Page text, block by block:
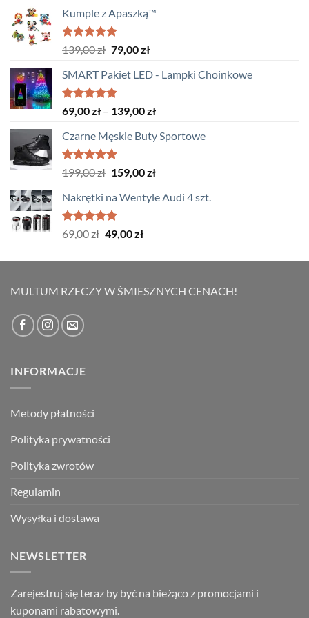
Kumple z Apaszką™
Oceniono
na 5
139,00zł Pierwotna
wynosiła:
139,00 zł.
79,00złAktualna
wynosi:
SMART Pakiet LED - Lampki Choinkowe
Oceniono
5.00
69,00zł – 139,00złZakres
od
do
Czarne Męskie Buty Sportowe
Oceniono
na 5
199,00zł Pierwotna
wynosiła:
199,00 zł.
159,00złAktualna
wynosi:
Nakrętki na Wentyle Audi 4 szt.
Oceniono
5.00
69,00zł Pierwotna
wynosiła:
49,00złAktualna
wynosi:
MULTUM RZECZY W ŚMIESZNYCH CENACH!
INFORMACJE
Metody płatności
Polityka prywatności
Polityka zwrotów
Regulamin
Wysyłka i dostawa
NEWSLETTER
Zarejestruj się teraz by być na bieżąco z promocjami i
kuponami rabatowymi.